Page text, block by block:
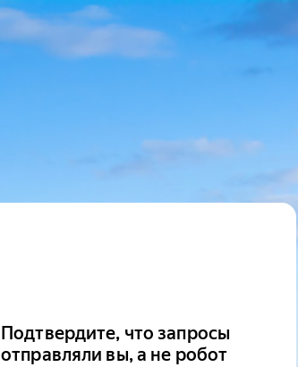
Подтвердите, что запросы
отправляли вы, а не робот